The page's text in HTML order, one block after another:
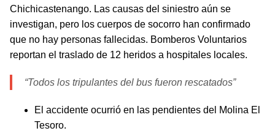
Chichicastenango. Las causas del siniestro aún se
investigan, pero los cuerpos de socorro han confirmado
que no hay personas fallecidas. Bomberos Voluntarios
reportan el traslado de 12 heridos a hospitales locales.
“Todos los tripulantes del bus fueron rescatados”
El accidente ocurrió en las pendientes del Molina El
Tesoro.